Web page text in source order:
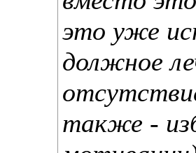
это уже
должное
также -